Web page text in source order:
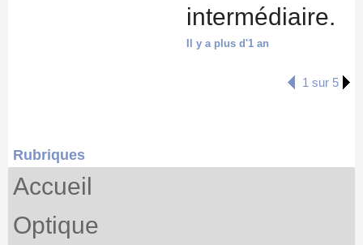
intermédiaire.
Il y a plus d'1 an
1 sur 5
Rubriques
Accueil
Optique